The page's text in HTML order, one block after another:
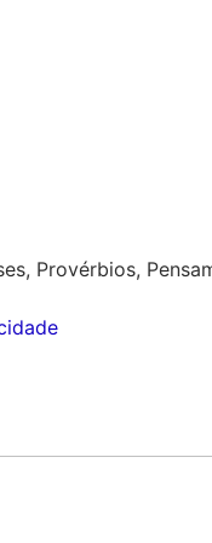
Provérbios,